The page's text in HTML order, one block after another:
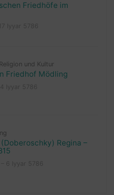
Friedhöfe im
Religion und Kultur
Friedhof Mödling
Regina –